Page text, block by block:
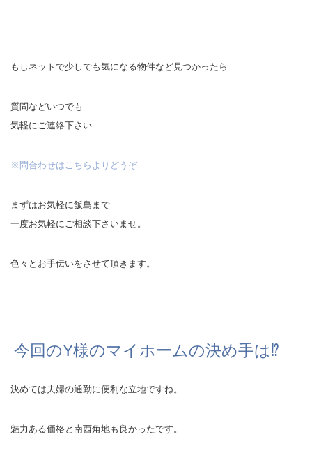
もしネットで少しでも気になる物件など見つかったら
質問などいつでも
気軽にご連絡下さい
※問合わせはこちらよりどうぞ
まずはお気軽に飯島まで
一度お気軽にご相談下さいませ。
色々とお手伝いをさせて頂きます。
今回のY様のマイホームの決め手は⁉
決めては夫婦の通勤に便利な立地ですね。
魅力ある価格と南西角地も良かったです。